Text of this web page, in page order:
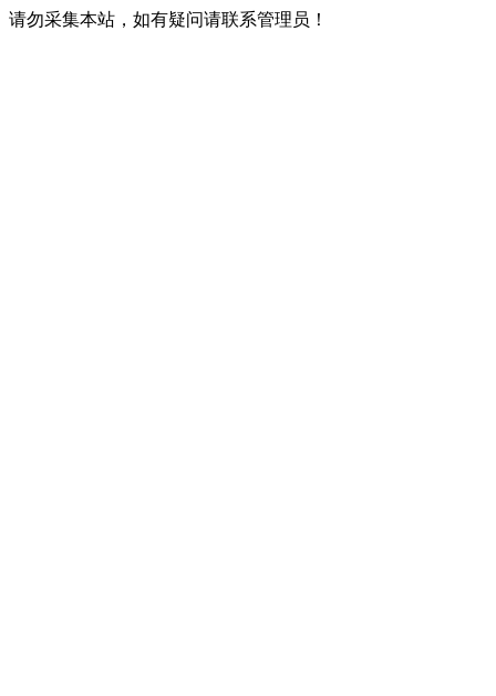
请勿采集本站，如有疑问请联系管理员！